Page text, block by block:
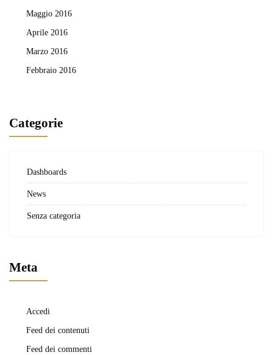
Maggio 2016
Aprile 2016
Marzo 2016
Febbraio 2016
Categorie
Dashboards
News
Senza categoria
Meta
Accedi
Feed dei contenuti
Feed dei commenti